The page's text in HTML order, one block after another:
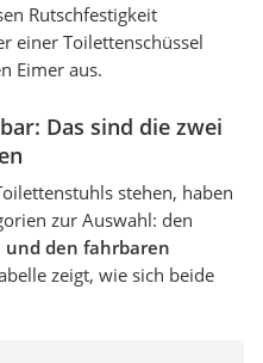
Rutschfestigkeit
einer Toilettenschüssel
Eimer aus.
Das sind die zwei
stehen, haben
zur Auswahl: den
den fahrbaren
zeigt, wie sich beide